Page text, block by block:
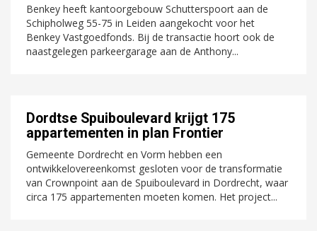
Benkey heeft kantoorgebouw Schutterspoort aan de
Schipholweg 55-75 in Leiden aangekocht voor het
Benkey Vastgoedfonds. Bij de transactie hoort ook de
naastgelegen parkeergarage aan de Anthony...
Dordtse Spuiboulevard krijgt 175
appartementen in plan Frontier
Gemeente Dordrecht en Vorm hebben een
ontwikkelovereenkomst gesloten voor de transformatie
van Crownpoint aan de Spuiboulevard in Dordrecht, waar
circa 175 appartementen moeten komen. Het project...